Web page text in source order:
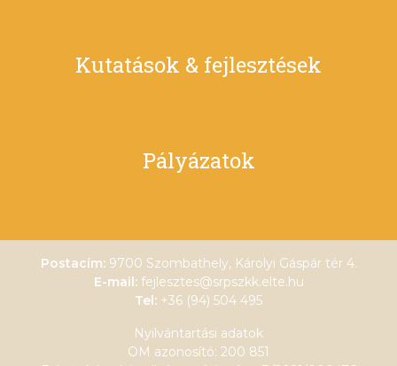
Kutatások & fejlesztések
Pályázatok
Postacím: 9700 Szombathely, Károlyi Gáspár tér 4.
E-mail: fejlesztes@srpszkk.elte.hu
Tel: +36 (94) 504 495
Nyilvántartási adatok
OM azonosító: 200 851